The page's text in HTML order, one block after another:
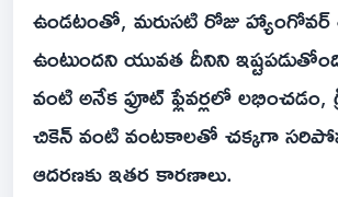
ఉండటంతో, మరుసటి రోజు హ్యాంగోవర్
ఉంటుందని యువత దీనిని
వంటి అనేక ఫ్రూట్ ఫ్లేవర్లలో లభించడం,
చికెన్ వంటి వంటకాలతో చక్కగా
ఆదరణకు ఇతర కారణాలు.